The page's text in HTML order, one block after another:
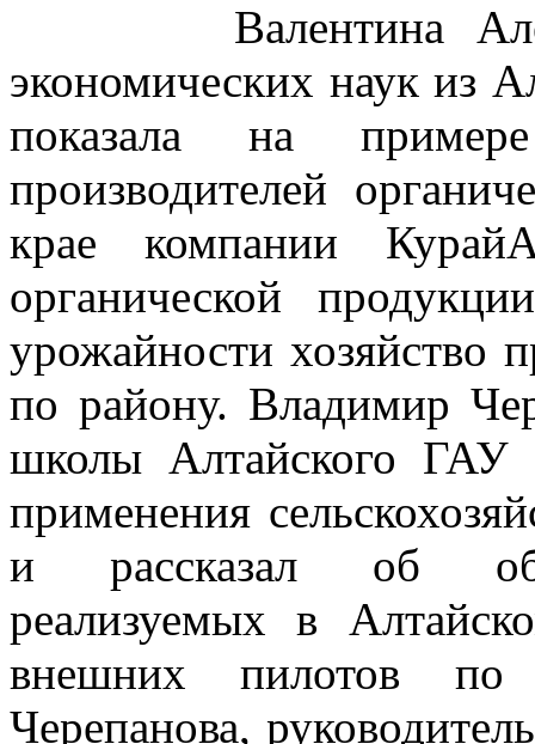
Валентина
экономических наук из
показала на
производителей
крае компании
органической
урожайности хозяйство
по району. Владимир
школы Алтайского ГАУ
применения
и рассказал об
реализуемых в
внешних пилотов
Черепанова,